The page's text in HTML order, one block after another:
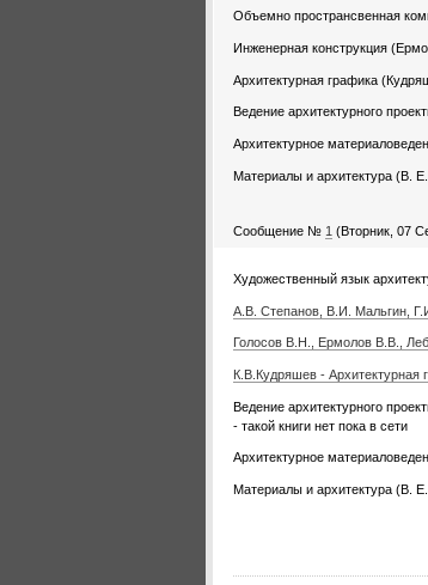
Объемно пространсвенная
Инженерная конструкция
Архитектурная графика
Ведение архитектурного
Архитектурное
Материалы и архитектура (В.
Сообщение № 1 (Вторник, 07
Художественный язык
А.В. Степанов, В.И. Мальгин,
Голосов В.Н., Ермолов В.В.,
К.В.Кудряшев - Архитектурная
Ведение архитектурного
- такой книги нет пока в сети
Архитектурное
Материалы и архитектура (В.